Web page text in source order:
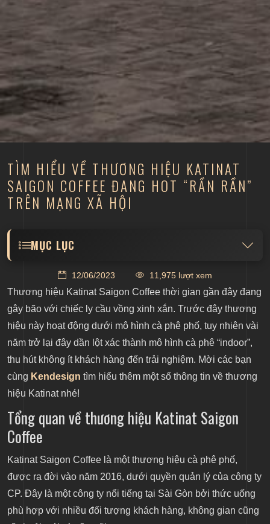
TÌM HIỂU VỀ THƯƠNG HIỆU KATINAT
SAIGON COFFEE ĐANG HOT “RẦN RẦN”
TRÊN MẠNG XÃ HỘI
MỤC LỤC
Menu đồ uống đa dạng là và đặc trưng
Phong cách thiết kế cửa hàng cà phê Katinat đột
phá
Katinat có chiến lược gì để phát triển thương hiệu
lâu dài?
Về Kendesign
12/06/2023 11,975 lượt xem
Thương hiệu Katinat Saigon Coffee thời gian gần đây đang
gây bão với chiếc ly cầu vồng xinh xắn. Trước đây thương
hiệu này hoạt động dưới mô hình cà phê phố, tuy nhiên vài
năm trở lại đây dần lột xác thành mô hình cà phê “indoor”,
thu hút không ít khách hàng đến trải nghiệm. Mời các bạn
cùng Kendesign tìm hiểu thêm một số thông tin về thương
hiệu Katinat nhé!
Tổng quan về thương hiệu Katinat Saigon
Coffee
Katinat Saigon Coffee là một thương hiệu cà phê phố,
được ra đời vào năm 2016, dưới quyền quản lý của công ty
CP. Đây là một công ty nổi tiếng tại Sài Gòn bởi thức uống
phù hợp với nhiều đối tượng khách hàng, không gian cũng